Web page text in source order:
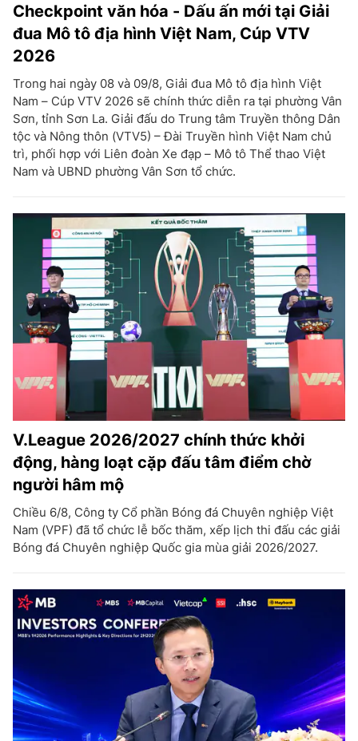
Checkpoint văn hóa - Dấu ấn mới tại Giải
đua Mô tô địa hình Việt Nam, Cúp VTV
2026
Trong hai ngày 08 và 09/8, Giải đua Mô tô địa hình Việt
Nam – Cúp VTV 2026 sẽ chính thức diễn ra tại phường Vân
Sơn, tỉnh Sơn La. Giải đấu do Trung tâm Truyền thông Dân
tộc và Nông thôn (VTV5) – Đài Truyền hình Việt Nam chủ
trì, phối hợp với Liên đoàn Xe đạp – Mô tô Thể thao Việt
Nam và UBND phường Vân Sơn tổ chức.
V.League 2026/2027 chính thức khởi
động, hàng loạt cặp đấu tâm điểm chờ
người hâm mộ
Chiều 6/8, Công ty Cổ phần Bóng đá Chuyên nghiệp Việt
Nam (VPF) đã tổ chức lễ bốc thăm, xếp lịch thi đấu các giải
Bóng đá Chuyên nghiệp Quốc gia mùa giải 2026/2027.